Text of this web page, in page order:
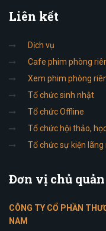
Liên kết
Dịch vụ
Cafe phim phòng
Xem phim phòng
Tổ chức sinh nhật
Tổ chức Offline
Tổ chức hội thảo,
Tổ chức sự kiện lãng
Đơn vị chủ quản
CÔNG TY CỔ PHẦN
NAM